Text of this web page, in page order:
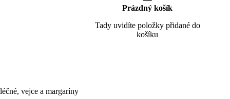
vejce a margaríny
Prázdný košík
Tady uvidíte položky přidané do
košíku